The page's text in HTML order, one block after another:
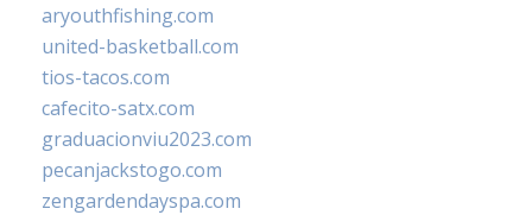
aryouthfishing.com
united-basketball.com
tios-tacos.com
cafecito-satx.com
graduacionviu2023.com
pecanjackstogo.com
zengardendayspa.com